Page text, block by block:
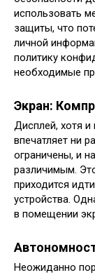
использовать
защиты, что
личной
политику
необходимые
Экран:
Дисплей, хотя и
впечатляет ни
ограничены, и
различимым.
приходится
устройства.
в помещении
Неожиданно